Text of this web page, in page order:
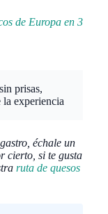
de Europa en 3
prisas,
experiencia
échale un
cierto, si te gusta
ruta de quesos